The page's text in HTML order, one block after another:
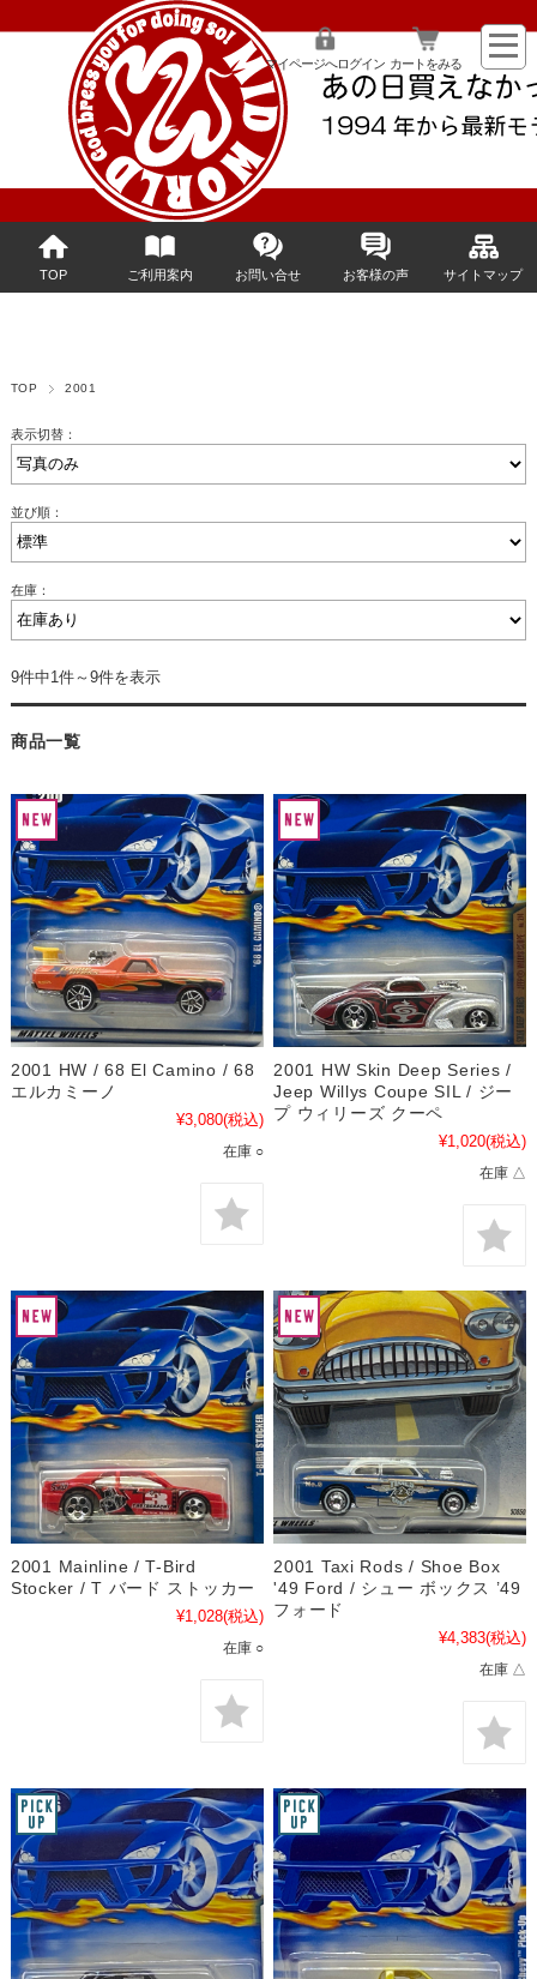
マイページへログイン カートをみる
TOP ご利用案内 お問い合せ お客様の声 サイトマップ
TOP 2001
表示切替：
並び順：
在庫：
9件中1件～9件を表示
商品一覧
2001 HW / 68 El Camino / 68
エルカミーノ
¥3,080(税込)
在庫 ○
2001 HW Skin Deep Series /
Jeep Willys Coupe SIL / ジー
プ ウィリーズ クーペ
¥1,020(税込)
在庫 △
2001 Mainline / T-Bird
Stocker / T バード ストッカー
¥1,028(税込)
在庫 ○
2001 Taxi Rods / Shoe Box
'49 Ford / シュー ボックス ’49
フォード
¥4,383(税込)
在庫 △